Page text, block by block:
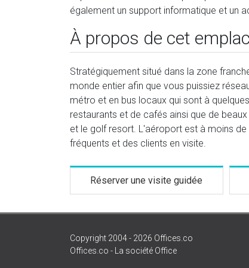
également un support informatique et un
À propos de cet
Stratégiquement situé dans la zone
monde entier afin que vous puissiez
métro et en bus locaux qui sont à
restaurants et de cafés ainsi que de
et le golf resort. L'aéroport est à moins
fréquents et des clients en visite.
Réserver une visite guidée
Copyright 2004 - 2026 Offices.co
Offices.co - La société Office